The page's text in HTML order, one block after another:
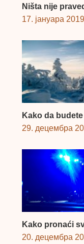
Ništa nije
17. јануара
Kako da
29. децембра
Kako pronaći
20. децембра